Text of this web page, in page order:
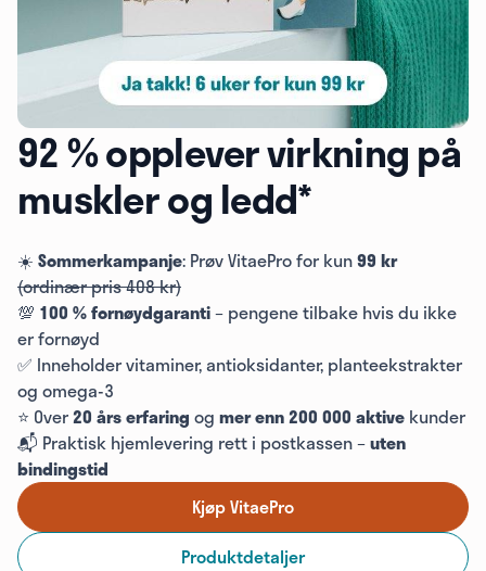
92 % opplever virkning på
muskler og ledd*
☀️ Sommerkampanje: Prøv VitaePro for kun99 kr
(ordinær pris 408 kr)
💯 100 % fornøydgaranti– pengene tilbake hvis du ikke
er fornøyd
✅ Inneholder vitaminer, antioksidanter, planteekstrakter
og omega-3
⭐ Over20 års erfaring og mer enn 200 000 aktive kunder
📬 Praktisk hjemlevering rett i postkassen –uten
bindingstid
Kjøp VitaePro
Produktdetaljer